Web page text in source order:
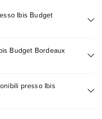
Ibis Budget
Scoprile tutte nella
Budget Bordeaux
dell'hotel, ecc). Per
di ricerca e scegli
presso Ibis